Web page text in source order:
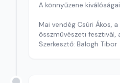
A könnyűzene kiválóságai
Mai vendég Csúri Ákos,
összművészeti fesztivál,
Szerkesztő: Balogh Tibor